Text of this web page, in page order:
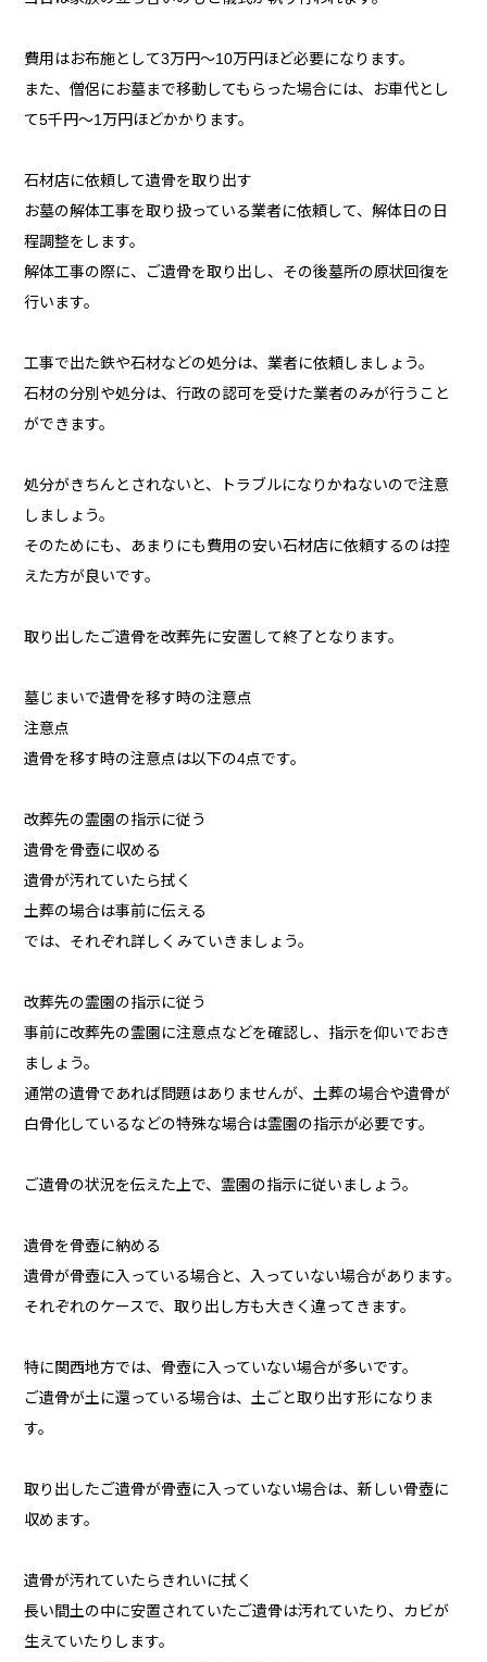
費用はお布施として3万円～10万円ほど必要になります。
また、僧侶にお墓まで移動してもらった場合には、お車代とし
て5千円～1万円ほどかかります。
石材店に依頼して遺骨を取り出す
お墓の解体工事を取り扱っている業者に依頼して、解体日の日
程調整をします。
解体工事の際に、ご遺骨を取り出し、その後墓所の原状回復を
行います。
工事で出た鉄や石材などの処分は、業者に依頼しましょう。
石材の分別や処分は、行政の認可を受けた業者のみが行うこと
ができます。
処分がきちんとされないと、トラブルになりかねないので注意
しましょう。
そのためにも、あまりにも費用の安い石材店に依頼するのは控
えた方が良いです。
取り出したご遺骨を改葬先に安置して終了となります。
墓じまいで遺骨を移す時の注意点
注意点
遺骨を移す時の注意点は以下の4点です。
改葬先の霊園の指示に従う
遺骨を骨壺に収める
遺骨が汚れていたら拭く
土葬の場合は事前に伝える
では、それぞれ詳しくみていきましょう。
改葬先の霊園の指示に従う
事前に改葬先の霊園に注意点などを確認し、指示を仰いでおき
ましょう。
通常の遺骨であれば問題はありませんが、土葬の場合や遺骨が
白骨化しているなどの特殊な場合は霊園の指示が必要です。
ご遺骨の状況を伝えた上で、霊園の指示に従いましょう。
遺骨を骨壺に納める
遺骨が骨壺に入っている場合と、入っていない場合があります。
それぞれのケースで、取り出し方も大きく違ってきます。
特に関西地方では、骨壺に入っていない場合が多いです。
ご遺骨が土に還っている場合は、土ごと取り出す形になりま
す。
取り出したご遺骨が骨壺に入っていない場合は、新しい骨壺に
収めます。
遺骨が汚れていたらきれいに拭く
長い間土の中に安置されていたご遺骨は汚れていたり、カビが
生えていたりします。